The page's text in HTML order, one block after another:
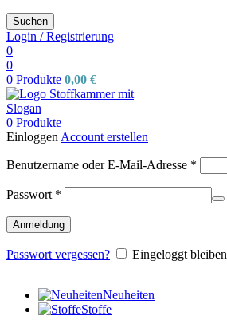
Suchen
Login / Registrierung
0
0
0 Produkte 0,00 €
0 Produkte
Einloggen Account erstellen
Benutzername oder E-Mail-Adresse *
Passwort *
Anmeldung
Passwort vergessen? Eingeloggt bleiben
Neuheiten
Stoffe